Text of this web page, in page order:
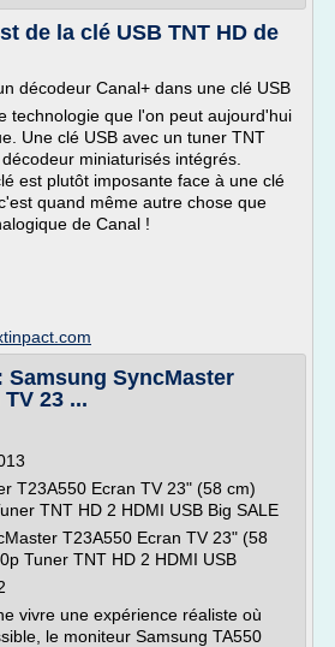
de la clé USB TNT HD de
décodeur Canal+ dans une clé USB
technologie que l'on peut aujourd'hui
Une clé USB avec un tuner TNT
miniaturisés intégrés.
est plutôt imposante face à une clé
quand même autre chose que
de Canal !
Samsung SyncMaster
23 ...
T23A550 Ecran TV 23" (58 cm)
TNT HD 2 HDMI USB Big SALE
T23A550 Ecran TV 23" (58
Tuner TNT HD 2 HDMI USB
vivre une expérience réaliste où
le moniteur Samsung TA550